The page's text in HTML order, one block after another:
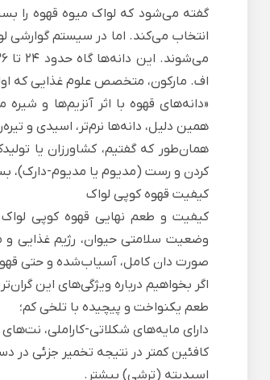
گفته می‌شود که لواک میوه قهوه را
انتخاب می‌کند. اما در سیستم
اف. مارکون، متخصص علوم غذایی که
«دانه‌های قهوه با اثر آنزیم‌ها و
همین دلیل، دانه‌ها نرم‌تر، اسیدی و
همان‌طور که گفتیم، کشاورزان یا
کردن و رست (مدیوم یا مدیوم-دارک)،
کیفیت قهوه کوپی لواک
کیفیت و طعم نهایی قهوه کوپی لواک
وضعیت سلامتی حیوان، رژیم غذایی و
صورت دان کامل، آسیاب‌شده و حتی
اگر بخواهیم درباره ویژگی‌های این
طعم یکنواخت و پیچیده با تلخی کم؛
دارای مایه‌های شکلاتی-کاراملی،
کافئین کمتر در نتیجه تخمیر جزئی در
اسیدیته (ترشی) بیشتر.